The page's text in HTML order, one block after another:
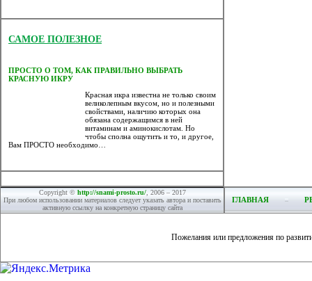
САМОЕ ПОЛЕЗНОЕ
ПРОСТО О ТОМ, КАК ПРАВИЛЬНО ВЫБРАТЬ
КРАСНУЮ ИКРУ
Красная икра известна не только своим
великолепным вкусом, но и полезными
свойствами, наличию которых она
обязана содержащимся в ней
витаминам и аминокислотам. Но
чтобы сполна ощутить и то, и другое,
Вам ПРОСТО необходимо…
Copyright © http://snami-prosto.ru/, 2006 – 2017
При любом использовании материалов следует указать автора и поставить
активную ссылку на конкретную страницу сайта
ГЛАВНАЯ
Пожелания или предложения по